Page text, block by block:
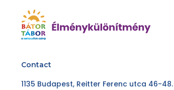
Contact
1135 Budapest, Reitter Ferenc utca 46-48.